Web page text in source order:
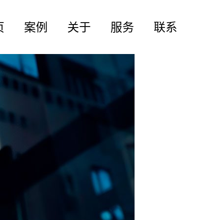
案例 关于 服务 联系